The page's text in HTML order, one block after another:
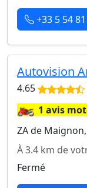
+33 5 54
Autovision
4.65
🏍️1 avis
ZA de
À 3.4 km de
Fermé